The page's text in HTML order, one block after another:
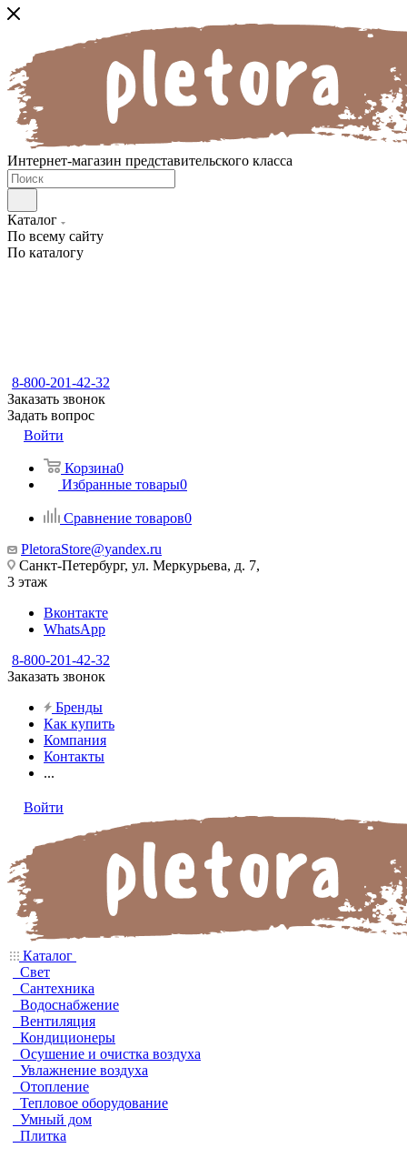
Интернет-магазин представительского класса
Каталог
По всему сайту
По каталогу
8-800-201-42-32
Заказать звонок
Задать вопрос
Войти
Корзина0
Избранные товары0
Сравнение товаров0
PletoraStore@yandex.ru
Санкт-Петербург, ул. Меркурьева, д. 7,
3 этаж
Вконтакте
WhatsApp
8-800-201-42-32
Заказать звонок
Бренды
Как купить
Компания
Контакты
...
Войти
Каталог
Свет
Сантехника
Водоснабжение
Вентиляция
Кондиционеры
Осушение и очистка воздуха
Увлажнение воздуха
Отопление
Тепловое оборудование
Умный дом
Плитка